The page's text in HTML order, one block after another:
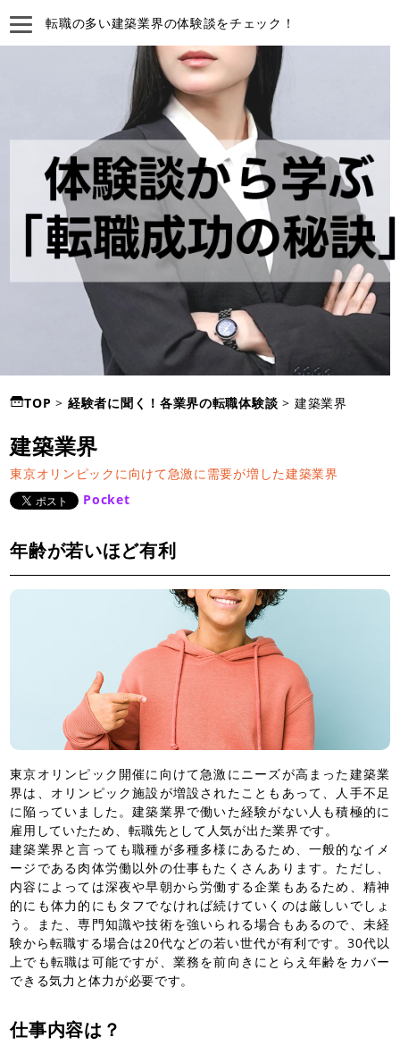
転職の多い建築業界の体験談をチェック！
TOP > 経験者に聞く！各業界の転職体験談 > 建築業界
建築業界
東京オリンピックに向けて急激に需要が増した建築業界
Pocket
年齢が若いほど有利
東京オリンピック開催に向けて急激にニーズが高まった建築業
界は、オリンピック施設が増設されたこともあって、人手不足
に陥っていました。建築業界で働いた経験がない人も積極的に
雇用していたため、転職先として人気が出た業界です。
建築業界と言っても職種が多種多様にあるため、一般的なイメ
ージである肉体労働以外の仕事もたくさんあります。ただし、
内容によっては深夜や早朝から労働する企業もあるため、精神
的にも体力的にもタフでなければ続けていくのは厳しいでしょ
う。また、専門知識や技術を強いられる場合もあるので、未経
験から転職する場合は20代などの若い世代が有利です。30代以
上でも転職は可能ですが、業務を前向きにとらえ年齢をカバー
できる気力と体力が必要です。
仕事内容は？